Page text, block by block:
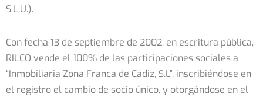
S.L.U.).
Con fecha 13 de septiembre de 2002, en escritura pública,
RILCO vende el 100% de las participaciones sociales a
“Inmobiliaria Zona Franca de Cádiz, S.L”, inscribiéndose en
el registro el cambio de socio único, y otorgándose en el